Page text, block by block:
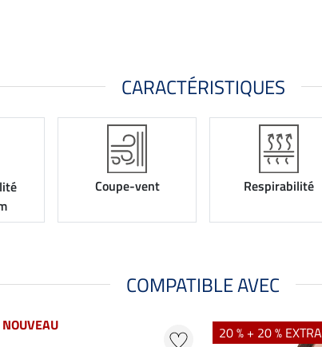
CARACTÉRISTIQUES
Coupe-vent Respirabilité
COMPATIBLE AVEC
NOUVEAU 20 % + 20 % EXTRA